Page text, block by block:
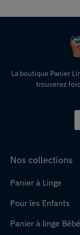
La boutique Panier
trouverez
Nos collections
Panier à Linge
Pour les Enfants
Panier à linge Bébé